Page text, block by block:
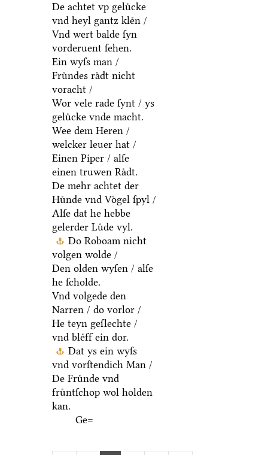
De achtet vp geluͤcke
vnd heyl gantz kleͤn /
Vnd wert balde ſyn
vorderuent ſehen.
Ein wyſs man /
Fruͤndes raͤdt nicht
voracht /
Wor vele rade ſynt / ys
geluͤcke vnde macht.
Wee dem Heren /
welcker leuer hat /
Einen Piper / alſe
einen truwen Raͤdt.
De mehr achtet der
Huͤnde vnd Voͤgel ſpyl /
Alſe dat he hebbe
gelerder Luͤde vyl.
Do Roboam nicht
volgen wolde /
Den olden wyſen / alſe
he ſcholde.
Vnd volgede den
Narren / do vorlor /
He teyn geſlechte /
vnd bleͤff ein dor.
Dat ys ein wyſs
vnd vorſtendich Man /
De Fruͤnde vnd
fruͤntſchop wol holden
kan.
Ge=